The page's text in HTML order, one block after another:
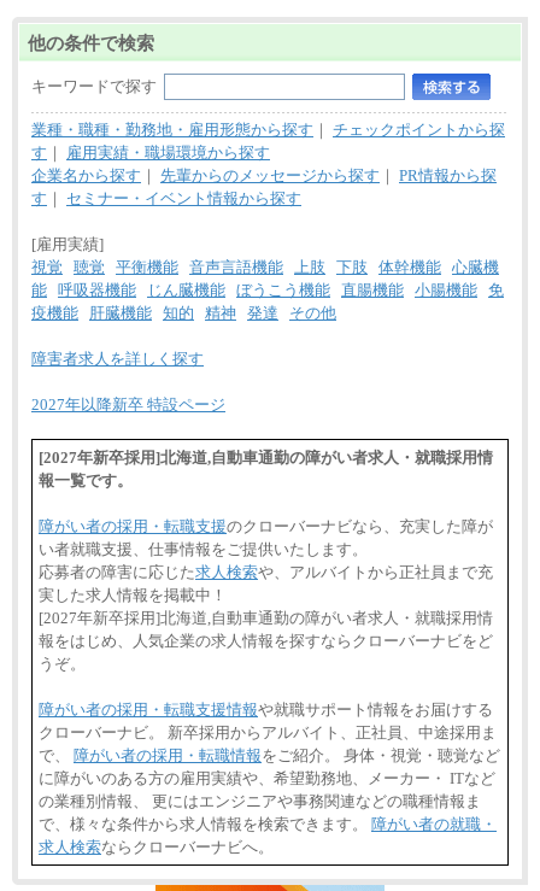
総合職 月給205,000～225,000円＋地域間調整給
エリア総合職 月給185,000円＋地域間調整給
※詳細はJTBキャリアサイトよりご確認ください。
■(株)JTBデータサービス ※2027年新卒募集終了
総合職 月給186,000～194,000円＋地域手当
※詳細はJTBキャリアサイトよりご確認ください。
■I&Jデジタルイノベーション(株)
総合職 月給224,500～242,600円＋地域手当
※詳細はJTBキャリアサイトよりご確認ください。
■(株)JTBビジネストランスフォーム
有期契約職 月給185,000～195,000円
※詳細はJTBキャリアサイトよりご確認ください。
総合職 月給241,000円
②月給212,000円以上
④月給23万円～37万円
⑤月給20万円～25万円
⑧～⑮月給200,000円〜月給400,000円
⑯月給185,000円以上
⑰月給237,000円以上
⑱月給212,000円以上
⑲東京：月給202,000 円以上 、京都：月給193,000 円
以上
⑳月給205,000円以上
㉑月給185,000 円以上
※全コース共通※ 能力・経験・勤務地などにより
異なります
※試用期間中も給与に変更はございません。
他の条件で検索
キーワードで探す
業種・職種・勤務地・雇用形態から探す ｜ チェックポイントから探
す ｜
雇用実績・職場環境から探す
企業名から探す ｜ 先輩からのメッセージから探す ｜ PR情報から探
す ｜ セミナー・イベント情報から探す
[雇用実績]
視覚
聴覚 平衡機能 音声言語機能 上肢 下肢 体幹機能 心臓機
能 呼吸器機能 じん臓機能 ぼうこう機能 直腸機能 小腸機能 免
疫機能
肝臓機能 知的 精神 発達 その他
障害者求人を詳しく探す
2027年以降新卒 特設ページ
[2027年新卒採用]北海道,自動車通勤の障がい者求人・就職採用情
報一覧です。
障がい者の採用・転職支援のクローバーナビなら、充実した障が
い者就職支援、仕事情報をご提供いたします。
応募者の障害に応じた求人検索や、アルバイトから正社員まで充
実した求人情報を掲載中！
[2027年新卒採用]北海道,自動車通勤の障がい者求人・就職採用情
報をはじめ、人気企業の求人情報を探すならクローバーナビをど
うぞ。
障がい者の採用・転職支援情報や就職サポート情報をお届けする
クローバーナビ。 新卒採用からアルバイト、正社員、中途採用ま
で、 障がい者の採用・転職情報をご紹介。 身体・視覚・聴覚など
に障がいのある方の雇用実績や、希望勤務地、メーカー・ ITなど
の業種別情報、 更にはエンジニアや事務関連などの職種情報ま
で、様々な条件から求人情報を検索できます。 障がい者の就職・
求人検索ならクローバーナビへ。